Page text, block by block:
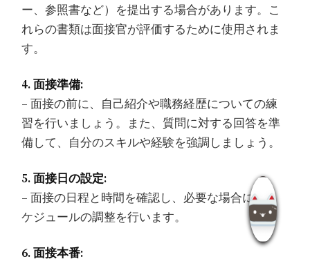
ー、参照書など）を提出する場合があります。こ
れらの書類は面接官が評価するために使用されま
す。
4. 面接準備:
– 面接の前に、自己紹介や職務経歴についての練
習を行いましょう。また、質問に対する回答を準
備して、自分のスキルや経験を強調しましょう。
5. 面接日の設定:
– 面接の日程と時間を確認し、必要な場合にはス
ケジュールの調整を行います。
6. 面接本番: